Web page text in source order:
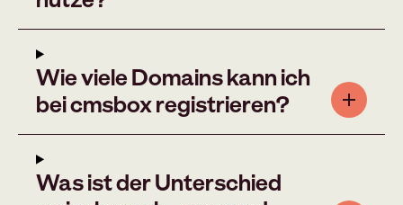
Wie viele Domains kann ich
bei cmsbox registrieren?
Was ist der Unterschied